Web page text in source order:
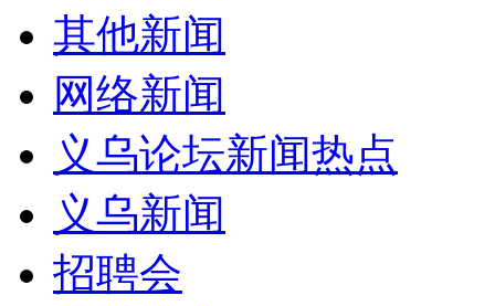
其他新闻
网络新闻
义乌论坛新闻热点
义乌新闻
招聘会